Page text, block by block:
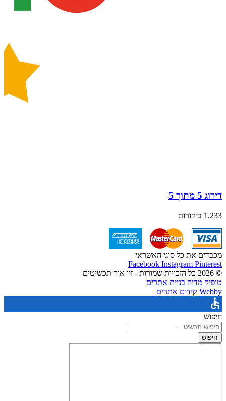
דירוג 5 מתוך 5
1,233 ביקורות
מכבדים את כל סוגי האשראי
Facebook Instagram Pinterest
© 2026 כל הזכויות שמורות - זיו אור תכשיטים
טופיק מדיה בניית אתרים
Webby קידום אתרים
חיפוש
חיפוש